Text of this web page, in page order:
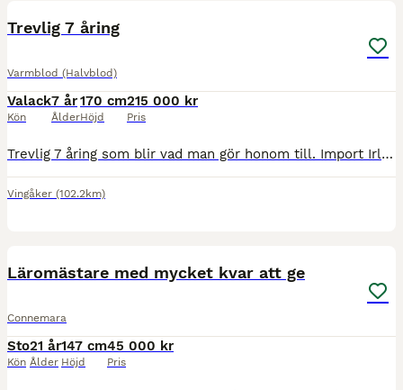
Trevlig 7 åring
Varmblod (Halvblod)
Valack
Kön
7 år
Ålder
170 cm
Höjd
215 000 kr
Pris
Trevlig 7 åring som blir vad man gör honom till. Import Irland av mig december 2024, Tävlad och tränad upp till H100 fälltävlan och 120 hoppning. Snäll att klippa, lasta, sko, duscha, all hantering. J
Vingåker (102.2km)
Läromästare med mycket kvar att ge
Connemara
Sto
Kön
21 år
Ålder
147 cm
Höjd
45 000 kr
Pris